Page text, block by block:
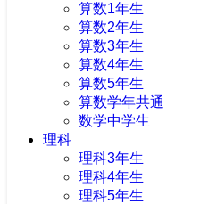
算数1年生
算数2年生
算数3年生
算数4年生
算数5年生
算数学年共通
数学中学生
理科
理科3年生
理科4年生
理科5年生